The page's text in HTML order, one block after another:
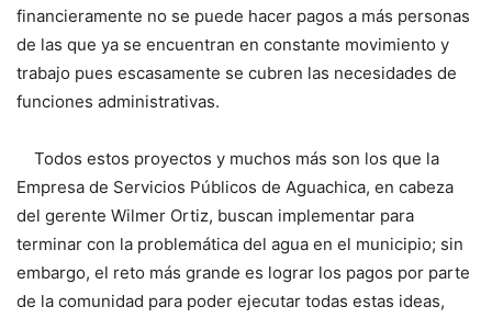
financieramente no se puede hacer pagos a más personas
de las que ya se encuentran en constante movimiento y
trabajo pues escasamente se cubren las necesidades de
funciones administrativas.
Todos estos proyectos y muchos más son los que la
Empresa de Servicios Públicos de Aguachica, en cabeza
del gerente Wilmer Ortiz, buscan implementar para
terminar con la problemática del agua en el municipio; sin
embargo, el reto más grande es lograr los pagos por parte
de la comunidad para poder ejecutar todas estas ideas,